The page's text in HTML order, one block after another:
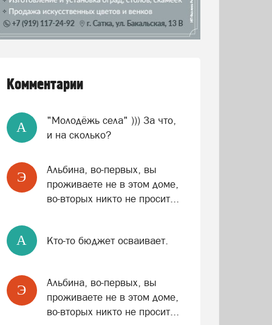
Комментарии
A
"Молодёжь села" ))) За что,
и на сколько?
Э
Альбина, во-первых, вы
проживаете не в этом доме,
во-вторых никто не просит...
A Кто-то бюджет осваивает.
Э
Альбина, во-первых, вы
проживаете не в этом доме,
во-вторых никто не просит...